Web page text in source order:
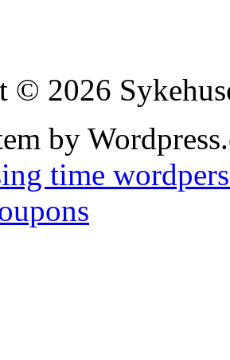
© 2026
by
time